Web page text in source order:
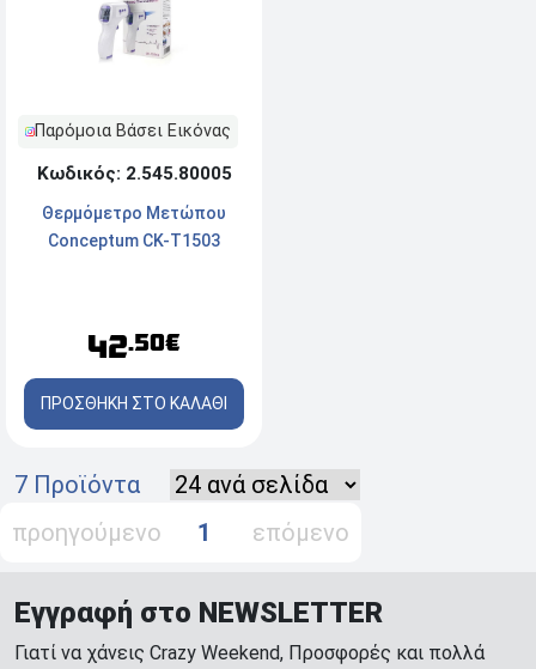
Παρόμοια Βάσει Εικόνας
Κωδικός: 2.545.80005
Θερμόμετρο Μετώπου
Conceptum CK-T1503
42.50€
ΠΡΟΣΘΗΚΗ ΣΤΟ ΚΑΛΑΘΙ
7 Προϊόντα
προηγούμενο
1 επόμενο
Εγγραφή στο NEWSLETTER
Γιατί να χάνεις Crazy Weekend, Προσφορές και πολλά